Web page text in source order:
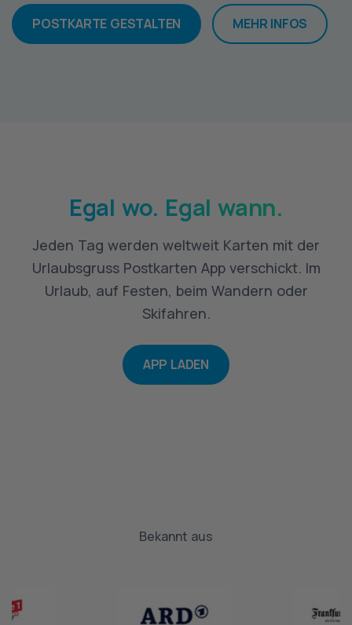
POSTKARTE GESTALTEN MEHR INFOS
Egal wo. Egal wann.
Jeden Tag werden weltweit Karten mit der
Urlaubsgruss Postkarten App verschickt. Im
Urlaub, auf Festen, beim Wandern oder
Skifahren.
APP LADEN
Bekannt aus